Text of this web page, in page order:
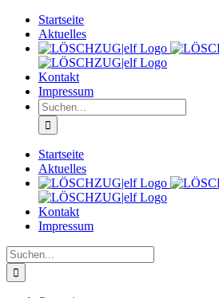
Zum
Inhalt
springen
Startseite
Aktuelles
Kontakt
Impressum
Suche
nach:
Startseite
Aktuelles
Kontakt
Impressum
Suche
nach: